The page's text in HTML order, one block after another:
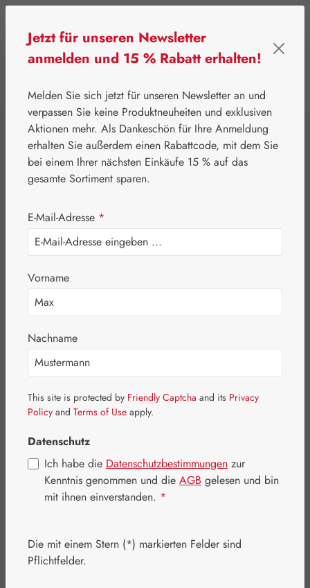
⌂ Handelswaren Nährstoffe
Burgerstein
Coenzym Q-10 30
mg Kapseln
Bildergalerie überspringen
Jetzt für unseren Newsletter
anmelden und 15 % Rabatt erhalten!
Melden Sie sich jetzt für unseren Newsletter an und
verpassen Sie keine Produktneuheiten und exklusiven
Aktionen mehr. Als Dankeschön für Ihre Anmeldung
erhalten Sie außerdem einen Rabattcode, mit dem Sie
bei einem Ihrer nächsten Einkäufe 15 % auf das
gesamte Sortiment sparen.
E-Mail-Adresse *
Vorname
Nachname
This site is protected by Friendly Captcha and its Privacy
Policy and Terms of Use apply.
Datenschutz
Ich habe die Datenschutzbestimmungen zur
Kenntnis genommen und die AGB gelesen und bin
mit ihnen einverstanden. *
Die mit einem Stern (*) markierten Felder sind
Pflichtfelder.